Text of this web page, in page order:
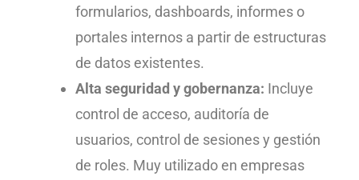
formularios, dashboards, informes o
portales internos a partir de estructuras
de datos existentes.
Alta seguridad y gobernanza: Incluye
control de acceso, auditoría de
usuarios, control de sesiones y gestión
de roles. Muy utilizado en empresas